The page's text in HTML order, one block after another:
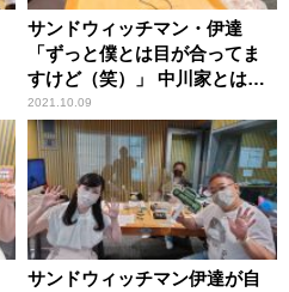
サンドウィッチマン・伊達
「ずっと僕とは目が合ってま
すけど（笑）」 中川家とは照
れて目が合わせられないとい
う女性アナの告白にツッコミ
2021.10.09
サンドウィッチマン伊達が自